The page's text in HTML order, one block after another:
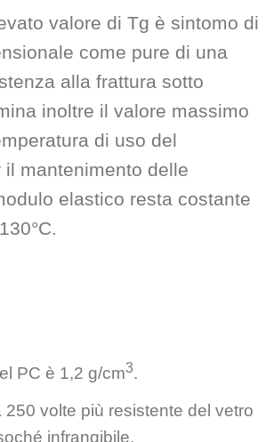
valore di Tg è sintomo di
come pure di una
alla frattura sotto
inoltre il valore massimo
di uso del
il mantenimento delle
elastico resta costante
PC è 1,2 g/cm3.
250 volte più resistente del vetro
infrangibile.